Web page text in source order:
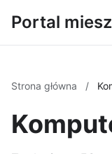
Portal
Strona główna /